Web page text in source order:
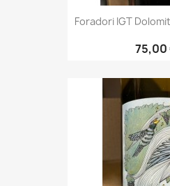
Foradori IGT
75,00